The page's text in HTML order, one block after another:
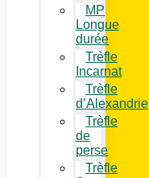
MP
Longue
durée
Trèfle
Incarnat
Trèfle
d’Alexandrie
Trèfle
de
perse
Trèfle